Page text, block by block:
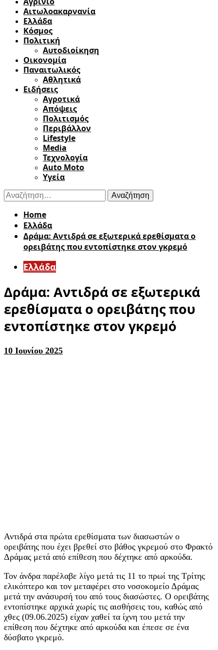
Αιτωλοακαρνανία
Ελλάδα
Κόσμος
Πολιτική
Αυτοδιοίκηση
Οικονομία
Παναιτωλικός
Αθλητικά
Ειδήσεις
Αγροτικά
Απόψεις
Πολιτισμός
Περιβάλλον
Lifestyle
Media
Τεχνολογία
Auto Moto
Υγεία
Αναζήτηση
για:
Home
Ελλάδα
Δράμα: Αντιδρά σε εξωτερικά ερεθίσματα ο
ορειβάτης που εντοπίστηκε στον γκρεμό
Ελλάδα
Δράμα: Αντιδρά σε εξωτερικά
ερεθίσματα ο ορειβάτης που
εντοπίστηκε στον γκρεμό
10 Ιουνίου 2025
Αντιδρά στα πρώτα ερεθίσματα των διασωστών ο
ορειβάτης που έχει βρεθεί στο βάθος γκρεμού στο Φρακτό
Δράμας μετά από επίθεση που δέχτηκε από αρκούδα.
Τον άνδρα παρέλαβε λίγο μετά τις 11 το πρωί της Τρίτης
ελικόπτερο και τον μεταφέρει στο νοσοκομείο Δράμας
μετά την ανάσυρσή του από τους διασώστες. Ο ορειβάτης
εντοπίστηκε αρχικά χωρίς τις αισθήσεις του, καθώς από
χθες (09.06.2025) είχαν χαθεί τα ίχνη του μετά την
επίθεση που δέχτηκε από αρκούδα και έπεσε σε ένα
δύσβατο γκρεμό.